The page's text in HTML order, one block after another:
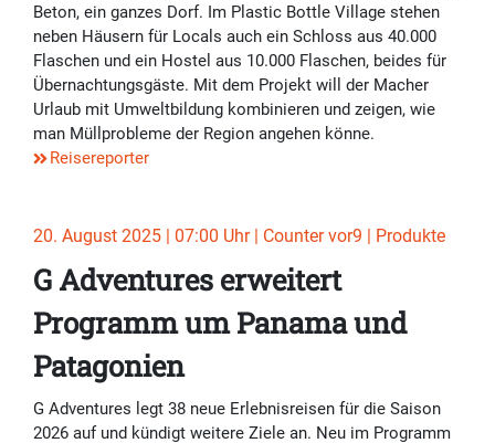
Beton, ein ganzes Dorf. Im Plastic Bottle Village stehen
neben Häusern für Locals auch ein Schloss aus 40.000
Flaschen und ein Hostel aus 10.000 Flaschen, beides für
Übernachtungsgäste. Mit dem Projekt will der Macher
Urlaub mit Umweltbildung kombinieren und zeigen, wie
man Müllprobleme der Region angehen könne.
Reisereporter
20. August 2025 | 07:00 Uhr | Counter vor9 | Produkte
G Adventures erweitert
Programm um Panama und
Patagonien
G Adventures legt 38 neue Erlebnisreisen für die Saison
2026 auf und kündigt weitere Ziele an. Neu im Programm